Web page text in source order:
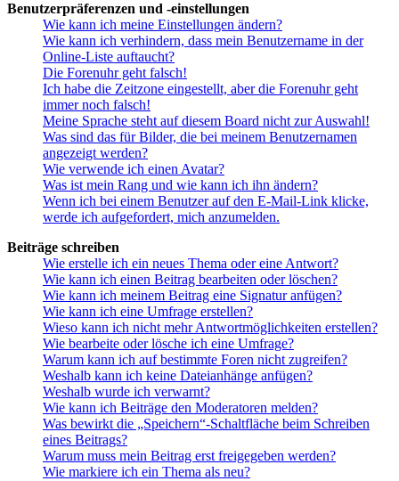
Benutzerpräferenzen und -einstellungen
Wie kann ich meine Einstellungen ändern?
Wie kann ich verhindern, dass mein Benutzername in der
Online-Liste auftaucht?
Die Forenuhr geht falsch!
Ich habe die Zeitzone eingestellt, aber die Forenuhr geht
immer noch falsch!
Meine Sprache steht auf diesem Board nicht zur Auswahl!
Was sind das für Bilder, die bei meinem Benutzernamen
angezeigt werden?
Wie verwende ich einen Avatar?
Was ist mein Rang und wie kann ich ihn ändern?
Wenn ich bei einem Benutzer auf den E-Mail-Link klicke,
werde ich aufgefordert, mich anzumelden.
Beiträge schreiben
Wie erstelle ich ein neues Thema oder eine Antwort?
Wie kann ich einen Beitrag bearbeiten oder löschen?
Wie kann ich meinem Beitrag eine Signatur anfügen?
Wie kann ich eine Umfrage erstellen?
Wieso kann ich nicht mehr Antwortmöglichkeiten erstellen?
Wie bearbeite oder lösche ich eine Umfrage?
Warum kann ich auf bestimmte Foren nicht zugreifen?
Weshalb kann ich keine Dateianhänge anfügen?
Weshalb wurde ich verwarnt?
Wie kann ich Beiträge den Moderatoren melden?
Was bewirkt die „Speichern“-Schaltfläche beim Schreiben
eines Beitrags?
Warum muss mein Beitrag erst freigegeben werden?
Wie markiere ich ein Thema als neu?